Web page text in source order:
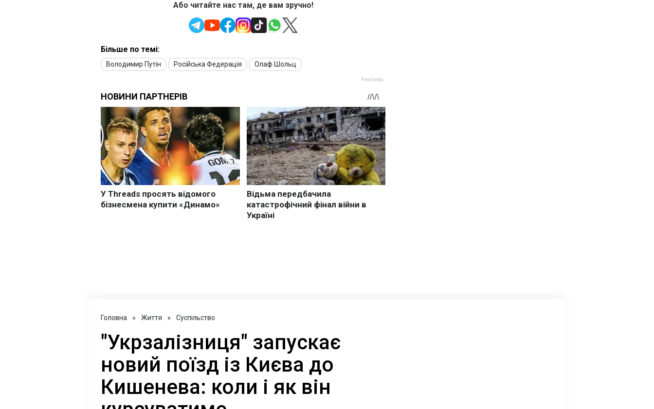
Або читайте нас там, де вам зручно!
Більше по темі:
Володимир Путін Російська Федерація Олаф Шольц
Головна » Життя » Суспільство
"Укрзалізниця" запускає
новий поїзд із Києва до
Кишенева: коли і як він